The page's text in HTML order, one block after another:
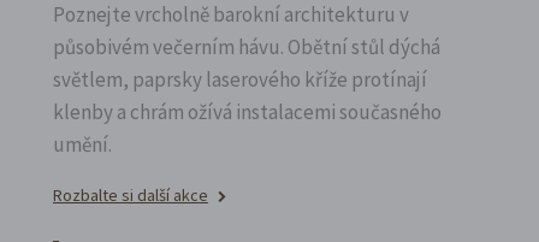
Poznejte vrcholně barokní architekturu v
působivém večerním hávu. Obětní stůl dýchá
světlem, paprsky laserového kříže protínají
klenby a chrám ožívá instalacemi současného
umění.
Rozbalte si další akce